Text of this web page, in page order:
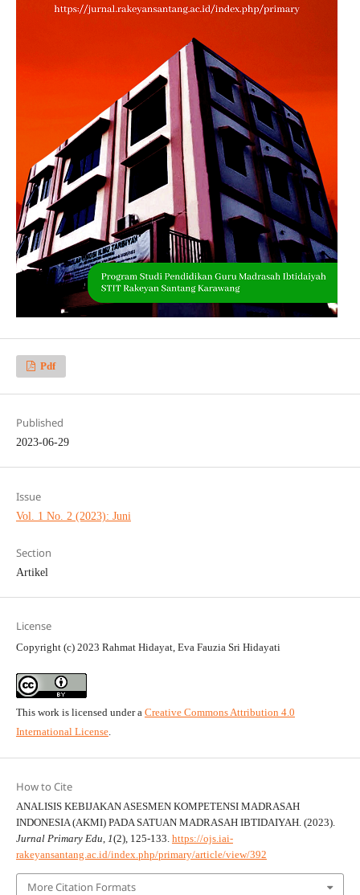
Pdf
Published
2023-06-29
Issue
Vol. 1 No. 2 (2023): Juni
Section
Artikel
License
Copyright (c) 2023 Rahmat Hidayat, Eva Fauzia Sri Hidayati
This work is licensed under a Creative Commons Attribution 4.0
International License.
How to Cite
ANALISIS KEBIJAKAN ASESMEN KOMPETENSI MADRASAH
INDONESIA (AKMI) PADA SATUAN MADRASAH IBTIDAIYAH. (2023).
Jurnal Primary Edu 1(2), 125-133. https://ojs.iai-
rakeyansantang.ac.id/index.php/primary/article/view/392
More Citation Formats